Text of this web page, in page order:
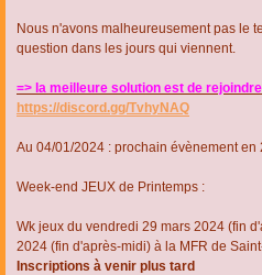
Nous n'avons malheureusement pas le
question dans les jours qui viennent.
=> la meilleure solution est de
https://discord.gg/TvhyNAQ
Au 04/01/2024 : prochain évènement en
Week-end JEUX de Printemps :
Wk jeux du vendredi 29 mars 2024 (fin
2024 (fin d'après-midi) à la MFR de
Inscriptions à venir plus tard